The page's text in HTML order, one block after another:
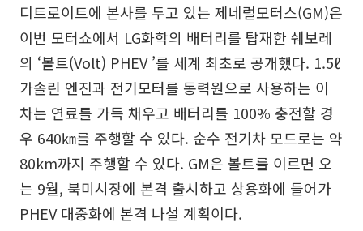
디트로이트에 본사를 두고 있는 제네럴모터스(GM)은
이번 모터쇼에서 LG화학의 배터리를 탑재한 쉐보레
의 ‘볼트(Volt) PHEV ’를 세계 최초로 공개했다. 1.5ℓ
가솔린 엔진과 전기모터를 동력원으로 사용하는 이
차는 연료를 가득 채우고 배터리를 100% 충전할 경
우 640㎞를 주행할 수 있다. 순수 전기차 모드로는 약
80km까지 주행할 수 있다. GM은 볼트를 이르면 오
는 9월, 북미시장에 본격 출시하고 상용화에 들어가
PHEV 대중화에 본격 나설 계획이다.